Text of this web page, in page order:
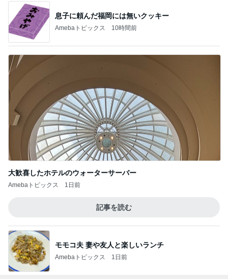
息子に頼んだ福岡には無いクッキー
Amebaトピックス 10時間前
大歓喜したホテルのウォーターサーバー
Amebaトピックス 1日前
記事を読む
モモコ夫 妻や友人と楽しいランチ
Amebaトピックス 1日前